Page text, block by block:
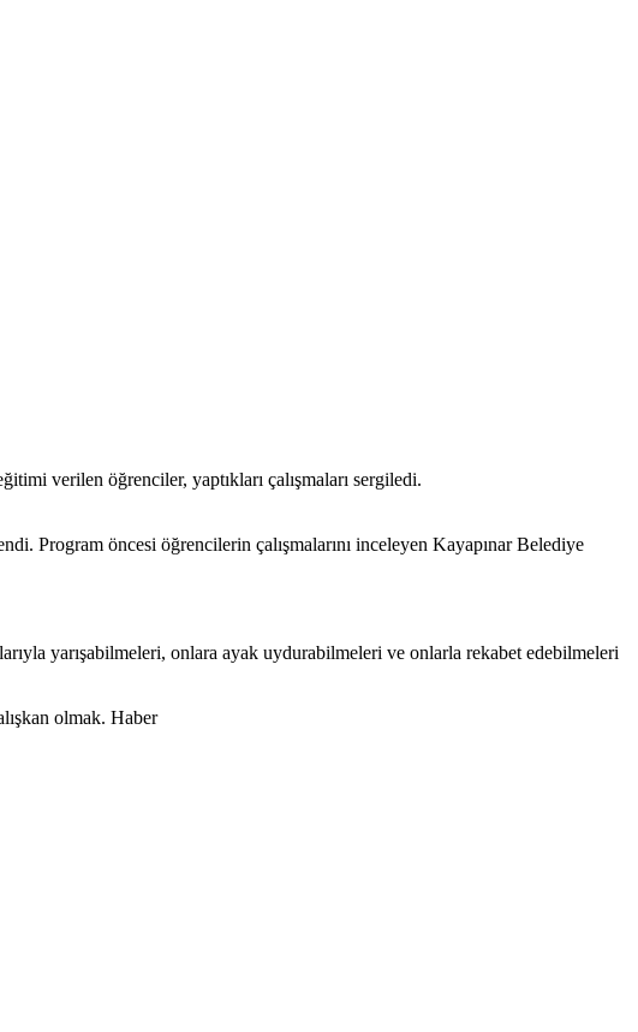
verilen öğrenciler, yaptıkları çalışmaları sergiledi.
Program öncesi öğrencilerin çalışmalarını inceleyen Kayapınar Belediye
yarışabilmeleri, onlara ayak uydurabilmeleri ve onlarla rekabet edebilmeleri
olmak. Haber